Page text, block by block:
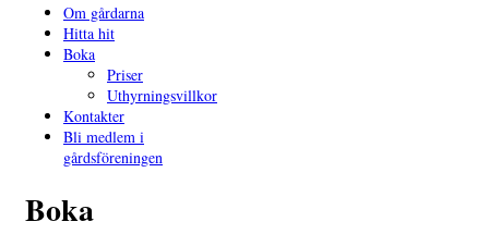
Om gårdarna
Hitta hit
Boka
Priser
Uthyrningsvillkor
Kontakter
Bli medlem i
gårdsföreningen
Boka